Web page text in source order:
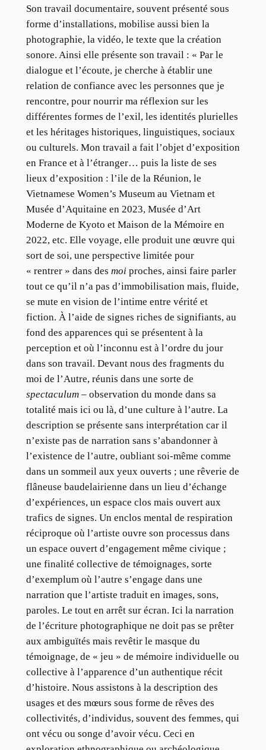
Son travail documentaire, souvent présenté sous
forme d’installations, mobilise aussi bien la
photographie, la vidéo, le texte que la création
sonore. Ainsi elle présente son travail : « Par le
dialogue et l’écoute, je cherche à établir une
relation de confiance avec les personnes que je
rencontre, pour nourrir ma réflexion sur les
différentes formes de l’exil, les identités plurielles
et les héritages historiques, linguistiques, sociaux
ou culturels. Mon travail a fait l’objet d’exposition
en France et à l’étranger… puis la liste de ses
lieux d’exposition : l’ile de la Réunion, le
Vietnamese Women’s Museum au Vietnam et
Musée d’Aquitaine en 2023, Musée d’Art
Moderne de Kyoto et Maison de la Mémoire en
2022, etc. Elle voyage, elle produit une œuvre qui
sort de soi, une perspective limitée pour
« rentrer » dans des moi proches, ainsi faire parler
tout ce qu’il n’a pas d’immobilisation mais, fluide,
se mute en vision de l’intime entre vérité et
fiction. À l’aide de signes riches de signifiants, au
fond des apparences qui se présentent à la
perception et où l’inconnu est à l’ordre du jour
dans son travail. Devant nous des fragments du
moi de l’Autre, réunis dans une sorte de
spectaculum– observation du monde dans sa
totalité mais ici ou là, d’une culture à l’autre. La
description se présente sans interprétation car il
n’existe pas de narration sans s’abandonner à
l’existence de l’autre, oubliant soi-même comme
dans un sommeil aux yeux ouverts ; une rêverie de
flâneuse baudelairienne dans un lieu d’échange
d’expériences, un espace clos mais ouvert aux
trafics de signes. Un enclos mental de respiration
réciproque où l’artiste ouvre son processus dans
un espace ouvert d’engagement même civique ;
une finalité collective de témoignages, sorte
d’exemplum où l’autre s’engage dans une
narration que l’artiste traduit en images, sons,
paroles. Le tout en arrêt sur écran. Ici la narration
de l’écriture photographique ne doit pas se prêter
aux ambiguïtés mais revêtir le masque du
témoignage, de « jeu » de mémoire individuelle ou
collective à l’apparence d’un authentique récit
d’histoire. Nous assistons à la description des
usages et des mœurs sous forme de rêves des
collectivités, d’individus, souvent des femmes, qui
ont vécu ou songe d’avoir vécu. Ceci en